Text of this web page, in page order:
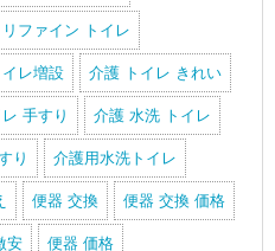
ファイン トイレ
レ増設 介護 トイレ きれい
手すり 介護 水洗 トイレ
り 介護用水洗トイレ
便器 交換 便器 交換 価格
安 便器 価格